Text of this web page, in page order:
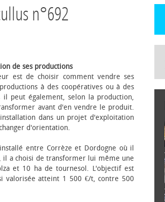
n°692
de ses productions
est de choisir comment vendre ses
à des coopératives ou à des
il peut également, selon la production,
avant d'en vendre le produit.
dans un projet d'exploitation
d'orientation.
entre Corrèze et Dordogne où il
a choisi de transformer lui même une
et 10 ha de tournesol. L'objectif est
valorisée atteint 1 500 €/t, contre 500